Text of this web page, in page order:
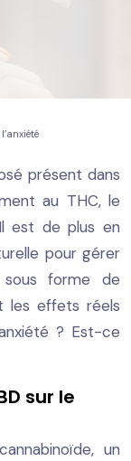
présent dans
au THC, le
est de plus en
pour gérer
forme de
les effets réels
? Est-ce
sur le
un